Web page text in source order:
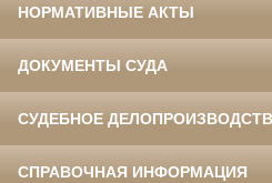
НОРМАТИВНЫЕ АКТЫ
ДОКУМЕНТЫ СУДА
СУДЕБНОЕ
СПРАВОЧНАЯ ИНФОРМАЦИЯ